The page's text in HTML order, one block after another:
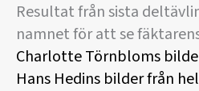
Resultat från sista
namnet för att se
Charlotte Törnbloms
Hans Hedins bilder från